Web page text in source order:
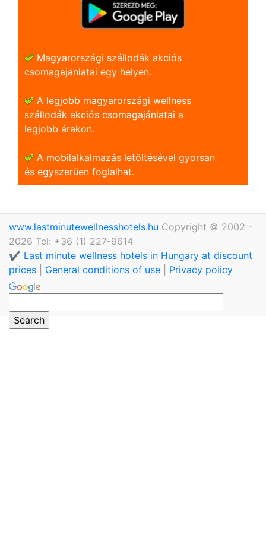
Magyarországi szállodák akciós
csomagajánlatai egy helyen.
A legjobb magyarországi wellness
szállodák akciós csomagajánlatai a
legjobb árakon.
A mobilalkalmazás letöltésével gyorsan
és egyszerũen foglalhat.
www.lastminutewellnesshotels.hu Copyright © 2002 -
2026 Tel: +36 (1) 227-9614
✔️ Last minute wellness hotels in Hungary at discount
prices
General conditions of use Privacy policy